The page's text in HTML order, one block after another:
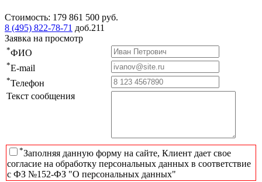
Стоимость: 179 861 500 руб.
8 (495) 822-78-71 доб.211
Заявка на просмотр
*ФИО
*E-mail
*Телефон
Текст сообщения
*Заполняя данную форму на сайте, Клиент дает свое
согласие на обработку персональных данных в соответствие
с ФЗ №152-ФЗ "О персональных данных"